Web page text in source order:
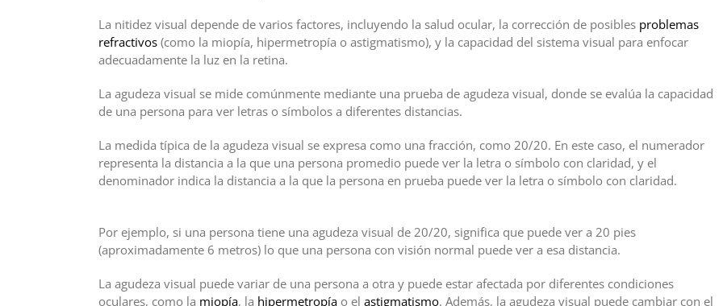
La nitidez visual depende de varios factores, incluyendo la salud ocular, la corrección de posibles problemas
refractivos (como la miopía, hipermetropía o astigmatismo), y la capacidad del sistema visual para enfocar
adecuadamente la luz en la retina.
La agudeza visual se mide comúnmente mediante una prueba de agudeza visual, donde se evalúa la capacidad
de una persona para ver letras o símbolos a diferentes distancias.
La medida típica de la agudeza visual se expresa como una fracción, como 20/20. En este caso, el numerador
representa la distancia a la que una persona promedio puede ver la letra o símbolo con claridad, y el
denominador indica la distancia a la que la persona en prueba puede ver la letra o símbolo con claridad.
Por ejemplo, si una persona tiene una agudeza visual de 20/20, significa que puede ver a 20 pies
(aproximadamente 6 metros) lo que una persona con visión normal puede ver a esa distancia.
La agudeza visual puede variar de una persona a otra y puede estar afectada por diferentes condiciones
oculares, como la miopía, la hipermetropía o el astigmatismo. Además, la agudeza visual puede cambiar con el